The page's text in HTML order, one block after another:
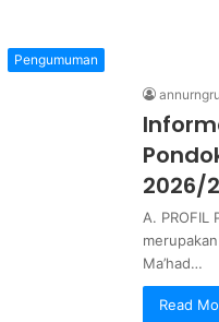
Pengumuman
2026/
A. PROFIL
Ma’had…
Read